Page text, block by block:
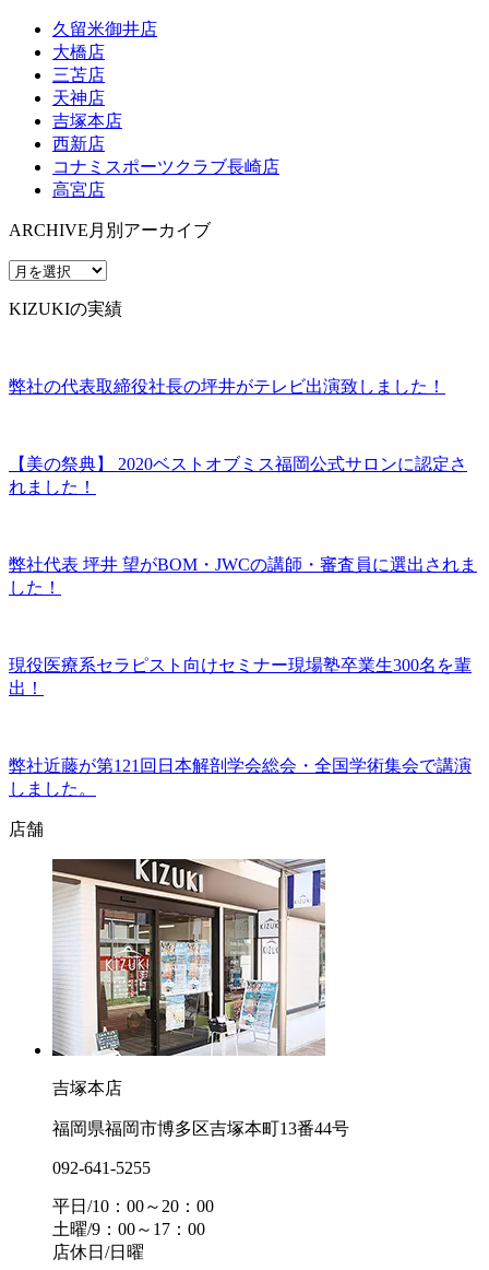
久留米御井店
大橋店
三苫店
天神店
吉塚本店
西新店
コナミスポーツクラブ長崎店
高宮店
ARCHIVE 月別アーカイブ
KIZUKIの実績
弊社の代表取締役社長の坪井がテレビ出演致しました！
【美の祭典】 2020ベストオブミス福岡公式サロンに認定さ
れました！
弊社代表 坪井 望がBOM・JWCの講師・審査員に選出されま
した！
現役医療系セラピスト向けセミナー現場塾卒業生300名を輩
出！
弊社近藤が第121回日本解剖学会総会・全国学術集会で講演
しました。
店舗
吉塚本店
福岡県福岡市博多区吉塚本町13番44号
092-641-5255
平日/10：00～20：00
土曜/9：00～17：00
店休日/日曜